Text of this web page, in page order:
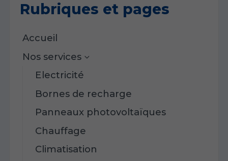
Rubriques et pages
Accueil
Nos services
Electricité
Bornes de recharge
Panneaux photovoltaïques
Chauffage
Climatisation